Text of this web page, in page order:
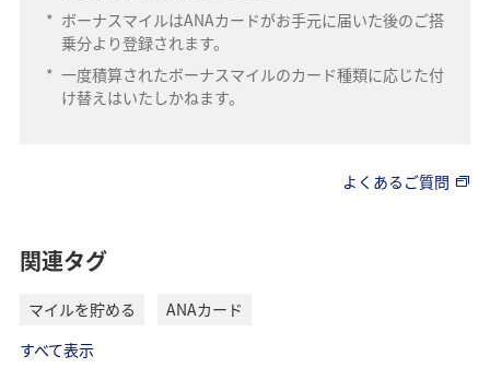
* ボーナスマイルはANAカードがお手元に届いた後のご搭
乗分より登録されます。
* 一度積算されたボーナスマイルのカード種類に応じた付
け替えはいたしかねます。
よくあるご質問
関連タグ
マイルを貯める
ANAカード
すべて表示